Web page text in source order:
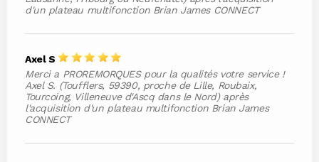
d'un plateau multifonction Brian James CONNECT
Axel S
Merci a PROREMORQUES pour la qualités votre service !
Axel S. (Toufflers, 59390, proche de Lille, Roubaix,
Tourcoing, Villeneuve d'Ascq dans le Nord) après
l'acquisition d'un plateau multifonction Brian James
CONNECT